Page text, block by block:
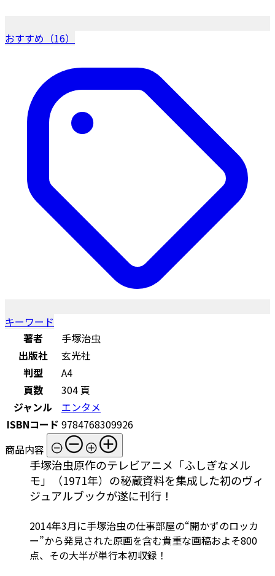
おすすめ（16）
キーワード
著者
手塚治虫
出版社
玄光社
判型
A4
頁数
304 頁
ジャンル
エンタメ
ISBNコード 9784768309926
商品内容
手塚治虫原作のテレビアニメ「ふしぎなメル
モ」（1971年）の秘蔵資料を集成した初のヴィ
ジュアルブックが遂に刊行！
2014年3月に手塚治虫の仕事部屋の“開かずのロッカ
ー”から発見された原画を含む貴重な画稿およそ800
点、その大半が単行本初収録！